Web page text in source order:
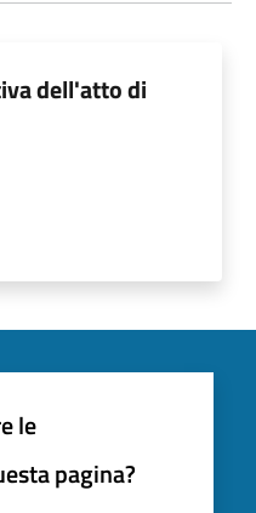
dell'atto di
le
pagina?